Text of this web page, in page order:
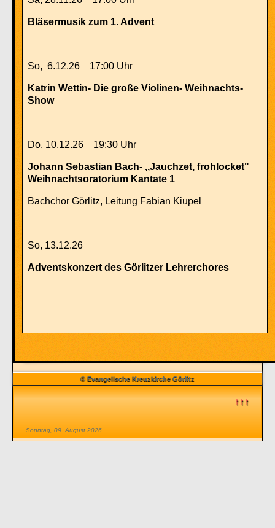
© Evangelische Kreuzkirche Görlitz
↑↑↑
Sonntag, 09. August 2026
Bläsermusik zum 1. Advent
So, 6.12.26 17:00 Uhr
Katrin Wettin- Die große Violinen- Weihnachts-
Show
Do, 10.12.26 19:30 Uhr
Johann Sebastian Bach- ,,Jauchzet, frohlocket"
Weihnachtsoratorium Kantate 1
Bachchor Görlitz, Leitung Fabian Kiupel
So, 13.12.26
Adventskonzert des Görlitzer Lehrerchores